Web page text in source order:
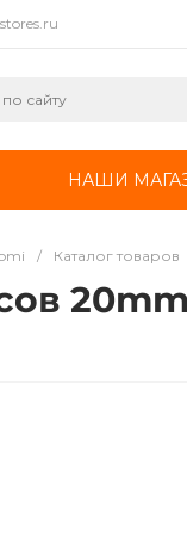
НАШИ
/ Каталог товаров